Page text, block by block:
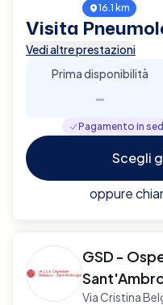
16.1 km
Visita
Vedi altre prestazioni
Prima disponibilità
-
Pagamento in
Scegli
oppure
GSD -
Via Cristina